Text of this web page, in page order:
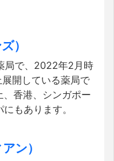
）
局で、2022年2月時
開している薬局で
香港、シンガポー
もあります。
ン）